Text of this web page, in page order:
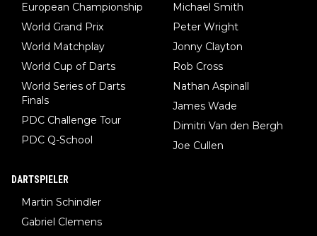
European Championship
World Grand Prix
World Matchplay
World Cup of Darts
World Series of Darts
Finals
PDC Challenge Tour
PDC Q-School
Michael Smith
Peter Wright
Jonny Clayton
Rob Cross
Nathan Aspinall
James Wade
Dimitri Van den Bergh
Joe Cullen
DARTSPIELER
Martin Schindler
Gabriel Clemens